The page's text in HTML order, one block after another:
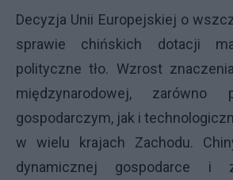
Decyzja Unii Europejskiej o
sprawie chińskich dotacji
polityczne tło. Wzrost
międzynarodowej, zarówno
gospodarczym, jak i
w wielu krajach Zachodu.
dynamicznej gospodarce i